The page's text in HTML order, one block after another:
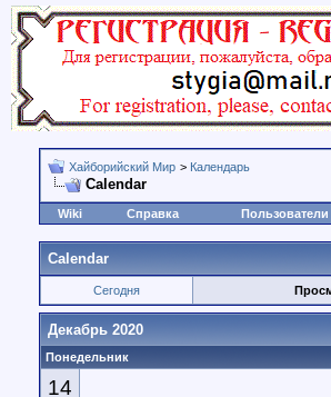
Хайборийский Мир > Календарь
Calendar
Wiki Справка Пользователи
Calendar
Сегодня
Декабрь 2020
Понедельник
14